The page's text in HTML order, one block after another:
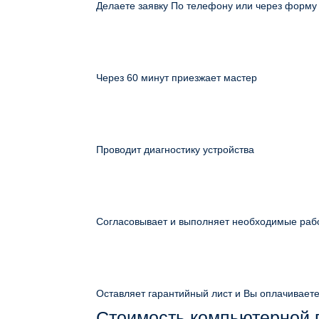
Делаете заявку По телефону или через форму
Через 60 минут приезжает мастер
Проводит диагностику устройства
Согласовывает и выполняет необходимые
Оставляет гарантийный лист и Вы оплачиваете